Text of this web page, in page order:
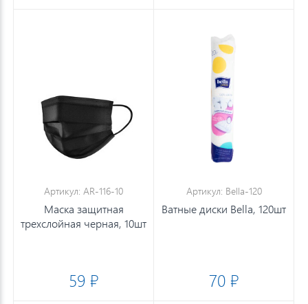
Артикул: AR-116-10
Маска защитная
трехслойная черная, 10шт
59 ₽
Артикул: Bella-120
Ватные диски Bella, 120шт
70 ₽